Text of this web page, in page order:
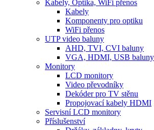
Kabely, Optika, WiFi přenos
Kabely
Komponenty pro optiku
WiFi přenos
UTP video baluny
AHD, TVI, CVI baluny
VGA, HDMI, USB baluny
Monitory
LCD monitory
Video převodníky
Dekóder pro TV stěnu
Propojovací kabely HDMI
Servisní LCD monitory
Příslušenství